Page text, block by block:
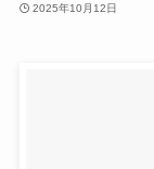
2025年10月12日